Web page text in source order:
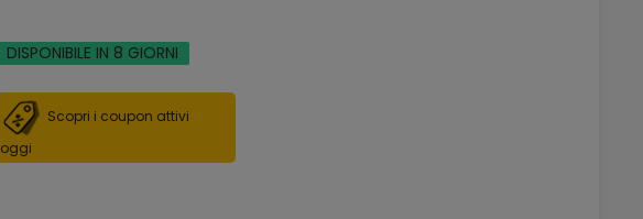
DISPONIBILE IN 8 GIORNI
Scopri i coupon attivi
oggi